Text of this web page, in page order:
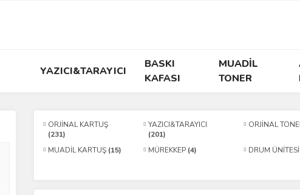
YAZICI&TARAYICI
BASKI
KAFASI
MUADİL
TONER
ORJİNAL KARTUŞ
(231)
YAZICI&TARAYICI
(201)
ORJİNAL
MUADİL KARTUŞ (15) MÜREKKEP (4) DRUM ÜNİTESİ